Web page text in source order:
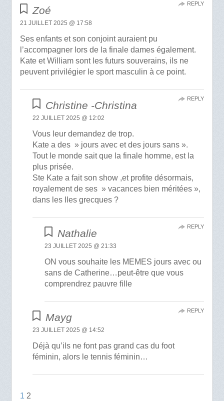
Zoé
21 JUILLET 2025 @ 17:58
Ses enfants et son conjoint auraient pu
l’accompagner lors de la finale dames également.
Kate et William sont les futurs souverains, ils ne
peuvent privilégier le sport masculin à ce point.
REPLY
Christine -Christina
22 JUILLET 2025 @ 12:02
Vous leur demandez de trop.
Kate a des » jours avec et des jours sans ».
Tout le monde sait que la finale homme, est la
plus prisée.
Ste Kate a fait son show ,et profite désormais,
royalement de ses » vacances bien méritées »,
dans les Iles grecques ?
REPLY
Nathalie
23 JUILLET 2025 @ 21:33
ON vous souhaite les MEMES jours avec ou
sans de Catherine…peut-être que vous
comprendrez pauvre fille
REPLY
Mayg
23 JUILLET 2025 @ 14:52
Déjà qu’ils ne font pas grand cas du foot
féminin, alors le tennis féminin…
REPLY
1 2